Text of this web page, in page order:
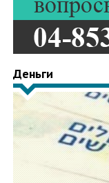
Деньги